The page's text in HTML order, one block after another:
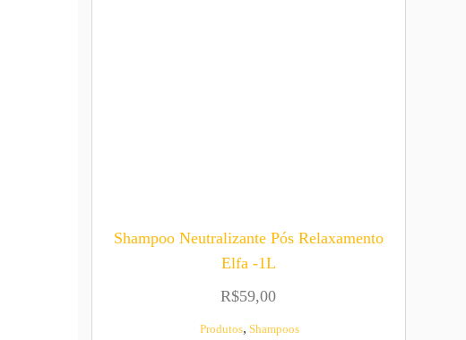
Shampoo Neutralizante Pós Relaxamento
Elfa -1L
R$59,00
Produtos, Shampoos